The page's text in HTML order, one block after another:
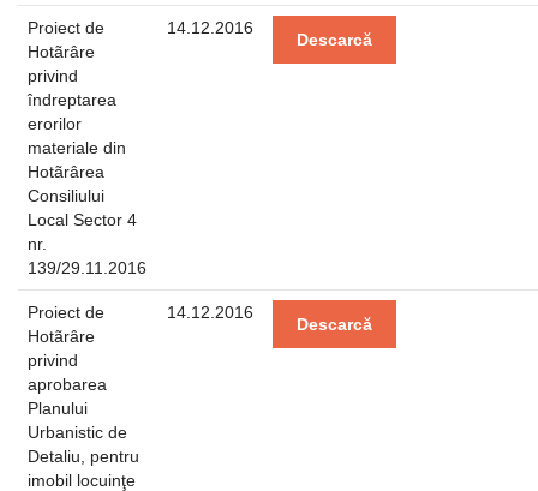
Proiect de
Hotãrâre
privind
îndreptarea
erorilor
materiale din
Hotãrârea
Consiliului
Local Sector 4
nr.
139/29.11.2016
14.12.2016
Descarcă
Proiect de
Hotãrâre
privind
aprobarea
Planului
Urbanistic de
Detaliu, pentru
imobil locuinţe
14.12.2016
Descarcă